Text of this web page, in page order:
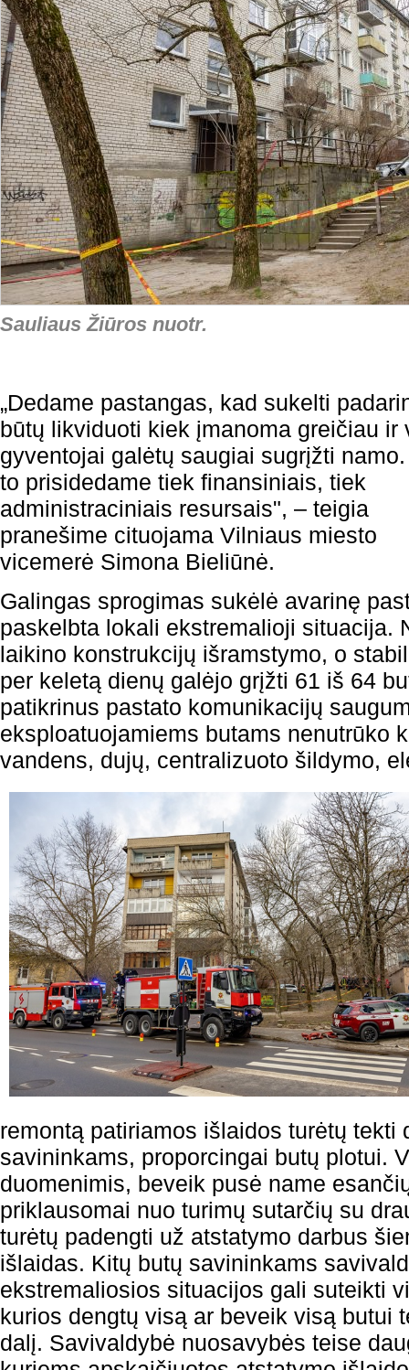
Sauliaus Žiūros nuotr.
„Dedame pastangas, kad sukelti
būtų likviduoti kiek įmanoma greičiau ir
gyventojai galėtų saugiai sugrįžti
to prisidedame tiek finansiniais, tiek
administraciniais resursais", – teigia
pranešime cituojama Vilniaus miesto
vicemerė Simona Bieliūnė.
Galingas sprogimas sukėlė avarinę
paskelbta lokali ekstremalioji situacija.
laikino konstrukcijų išramstymo, o
per keletą dienų galėjo grįžti 61 iš 64
patikrinus pastato komunikacijų
eksploatuojamiems butams nenutrūko
vandens, dujų, centralizuoto šildymo,
remontą patiriamos išlaidos turėtų tekti
savininkams, proporcingai butų plotui.
duomenimis, beveik pusė name
priklausomai nuo turimų sutarčių su
turėtų padengti už atstatymo darbus
išlaidas. Kitų butų savininkams
ekstremaliosios situacijos gali suteikti
kurios dengtų visą ar beveik visą butui
dalį. Savivaldybė nuosavybės teise